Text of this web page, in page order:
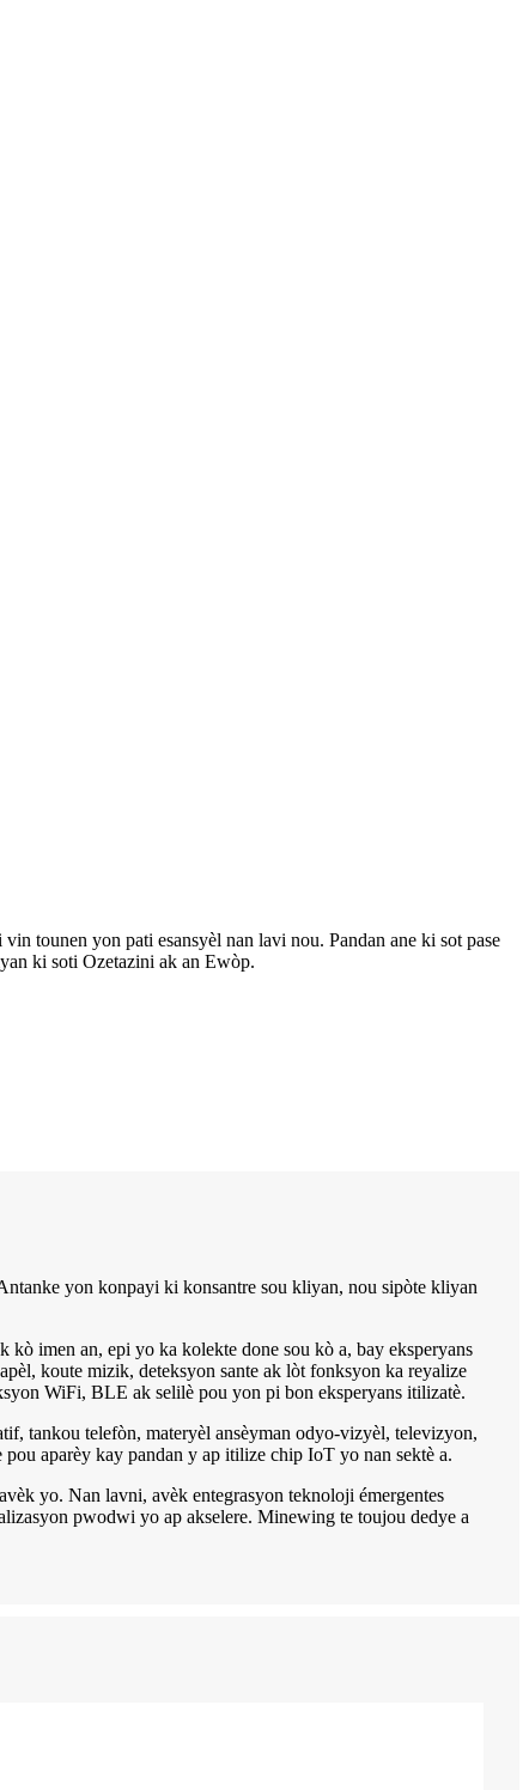
tounen yon pati esansyèl nan lavi nou. Pandan ane ki sot pase
ki soti Ozetazini ak an Ewòp.
yon konpayi ki konsantre sou kliyan, nou sipòte kliyan
imen an, epi yo ka kolekte done sou kò a, bay eksperyans
koute mizik, deteksyon sante ak lòt fonksyon ka reyalize
WiFi, BLE ak selilè pou yon pi bon eksperyans itilizatè.
tankou telefòn, materyèl ansèyman odyo-vizyèl, televizyon,
aparèy kay pandan y ap itilize chip IoT yo nan sektè a.
yo. Nan lavni, avèk entegrasyon teknoloji émergentes
pwodwi yo ap akselere. Minewing te toujou dedye a